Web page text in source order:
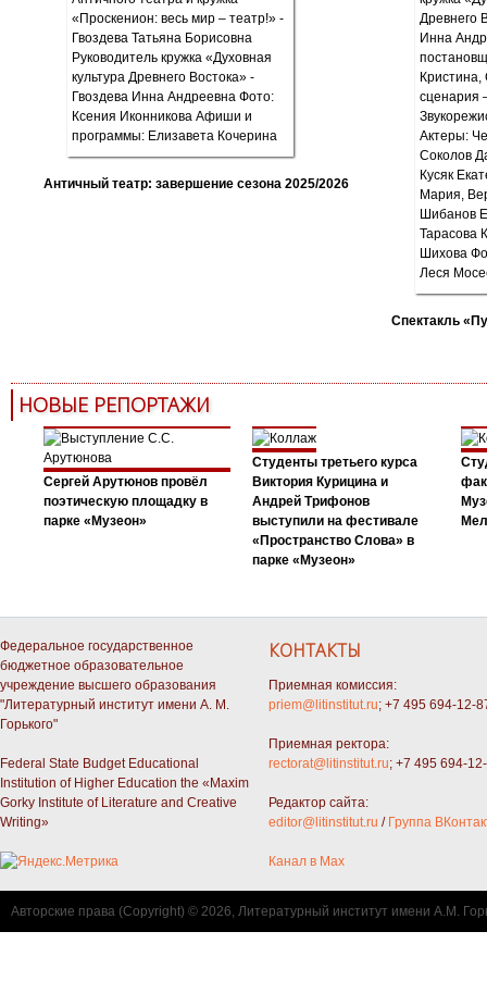
Античный театр: завершение сезона 2025/2026
Спектакль
НОВЫЕ РЕПОРТАЖИ
Сергей Арутюнов провёл
поэтическую площадку в
парке «Музеон»
Студенты третьего курса
Виктория Курицина и
Андрей Трифонов
выступили на фестивале
«Пространство Слова» в
парке «Музеон»
Федеральное государственное
бюджетное образовательное
учреждение высшего образования
"Литературный институт имени А. М.
Горького"
Federal State Budget Educational
Institution of Higher Education the «Maxim
Gorky Institute of Literature and Creative
Writing»
КОНТАКТЫ
Приемная комиссия:
priem@litinstitut.ru; +7 495 694-12-
Приемная ректора:
rectorat@litinstitut.ru; +7 495 694-
Редактор сайта:
editor@litinstitut.ru / Группа
Канал в Max
Авторские права (Copyright) © 2026, Литературный институт имени А.М.